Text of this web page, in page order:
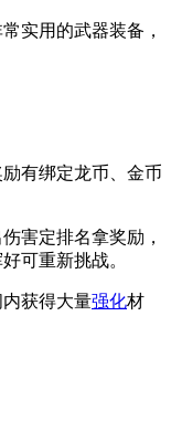
实用的武器装备，
有绑定龙币、金币
害定排名拿奖励，
可重新挑战。
获得大量强化材